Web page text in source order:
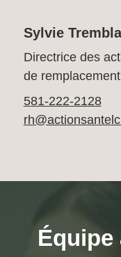
Sylvie
Directrice des
de remplacement
581-222-2128